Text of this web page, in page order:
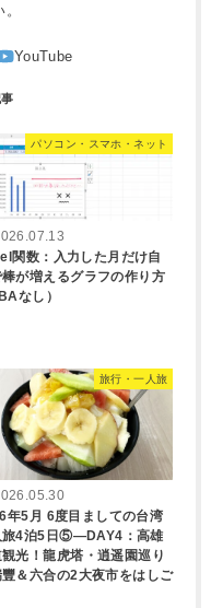
パソコン・スマホ・ネット
関数：入力した月だけ自
が増えるグラフの作り方
なし）
旅行・一人旅
年5月 6度目ましての台湾
旅4泊5日⑤―DAY4：高雄
観光！龍虎塔・逍遥園巡り
豐＆六合の2大夜市をはしご